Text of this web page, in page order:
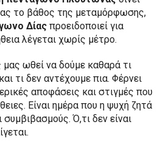
το βάθος της μεταμόρφωσης,
Δίας προειδοποιεί για
λέγεται χωρίς μέτρο.
ωθεί να δούμε καθαρά τι
τι δεν αντέχουμε πια. Φέρνει
αποφάσεις και στιγμές που
Είναι ημέρα που η ψυχή ζητά
συμβιβασμούς. Ό,τι δεν είναι